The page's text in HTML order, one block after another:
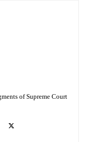
of Supreme Court